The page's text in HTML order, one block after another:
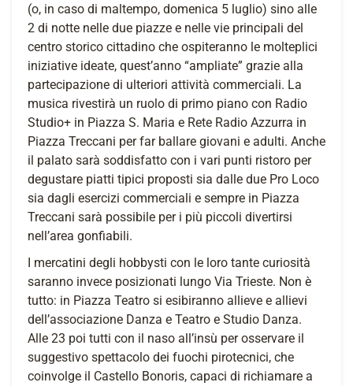
(o, in caso di maltempo, domenica 5 luglio) sino alle
2 di notte nelle due piazze e nelle vie principali del
centro storico cittadino che ospiteranno le molteplici
iniziative ideate, quest’anno “ampliate” grazie alla
partecipazione di ulteriori attività commerciali. La
musica rivestirà un ruolo di primo piano con Radio
Studio+ in Piazza S. Maria e Rete Radio Azzurra in
Piazza Treccani per far ballare giovani e adulti. Anche
il palato sarà soddisfatto con i vari punti ristoro per
degustare piatti tipici proposti sia dalle due Pro Loco
sia dagli esercizi commerciali e sempre in Piazza
Treccani sarà possibile per i più piccoli divertirsi
nell’area gonfiabili.
I mercatini degli hobbysti con le loro tante curiosità
saranno invece posizionati lungo Via Trieste. Non è
tutto: in Piazza Teatro si esibiranno allieve e allievi
dell’associazione Danza e Teatro e Studio Danza.
Alle 23 poi tutti con il naso all’insù per osservare il
suggestivo spettacolo dei fuochi pirotecnici, che
coinvolge il Castello Bonoris, capaci di richiamare a